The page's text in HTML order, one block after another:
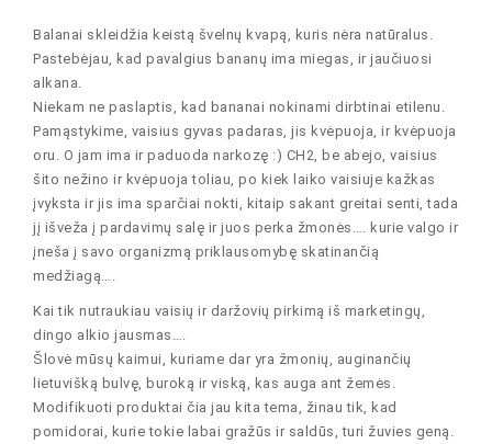
Balanai skleidžia keistą švelnų kvapą, kuris nėra natūralus.
Pastebėjau, kad pavalgius bananų ima miegas, ir jaučiuosi
alkana.
Niekam ne paslaptis, kad bananai nokinami dirbtinai etilenu.
Pamąstykime, vaisius gyvas padaras, jis kvėpuoja, ir kvėpuoja
oru. O jam ima ir paduoda narkozę :) CH2, be abejo, vaisius
šito nežino ir kvėpuoja toliau, po kiek laiko vaisiuje kažkas
įvyksta ir jis ima sparčiai nokti, kitaip sakant greitai senti, tada
jį išveža į pardavimų salę ir juos perka žmonės…. kurie valgo ir
įneša į savo organizmą priklausomybę skatinančią
medžiagą….
Kai tik nutraukiau vaisių ir daržovių pirkimą iš marketingų,
dingo alkio jausmas….
Šlovė mūsų kaimui, kuriame dar yra žmonių, auginančių
lietuvišką bulvę, buroką ir viską, kas auga ant žemės.
Modifikuoti produktai čia jau kita tema, žinau tik, kad
pomidorai, kurie tokie labai gražūs ir saldūs, turi žuvies geną.